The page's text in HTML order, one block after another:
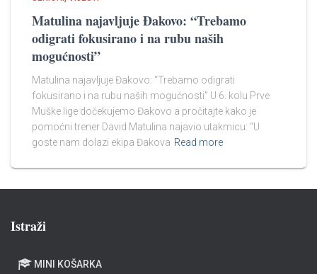
Matulina najavljuje Đakovo: “Trebamo
odigrati fokusirano i na rubu naših
mogućnosti”​
Matulina najavljuje Đakovo: “Trebamo odigrati
fokusirano i na rubu naših mogućnosti” U 6. kolu Prve
Muške lige dočekujemo Đakovo a pročitajte kako je
pomoćni trener David Matulina najavio utakmicu: “U
goste nam dolazi ekipa Đakova Read more
Istraži
MINI KOŠARKA